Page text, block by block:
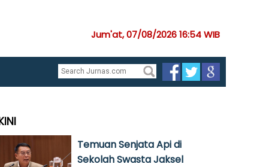
Jum'at, 07/08/2026 16:54 WIB
Temuan Senjata Api di
Sekolah Swasta Jaksel